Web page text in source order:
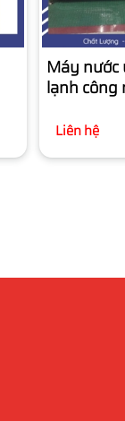
Máy
lạnh công
Liên hệ